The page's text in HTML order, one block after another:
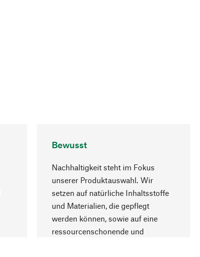
Bewusst
Nachhaltigkeit steht im Fokus
unserer Produktauswahl. Wir
setzen auf natürliche Inhaltsstoffe
und Materialien, die gepflegt
werden können, sowie auf eine
ressourcenschonende und